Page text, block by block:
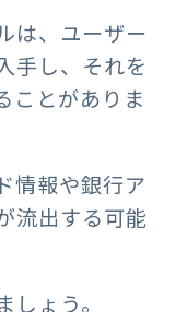
は、ユーザー
手し、それを
ことがありま
情報や銀行ア
流出する可能
ょう。